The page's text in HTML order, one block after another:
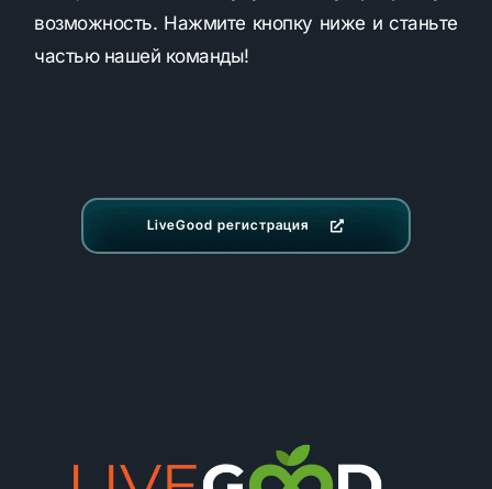
возможность. Нажмите кнопку ниже и станьте
частью нашей команды!
LiveGood регистрация